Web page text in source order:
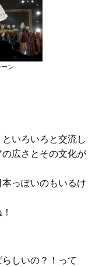
ン
いろいろと交流し
広さとその文化が
っぽいのもいるけ
しいの？！って